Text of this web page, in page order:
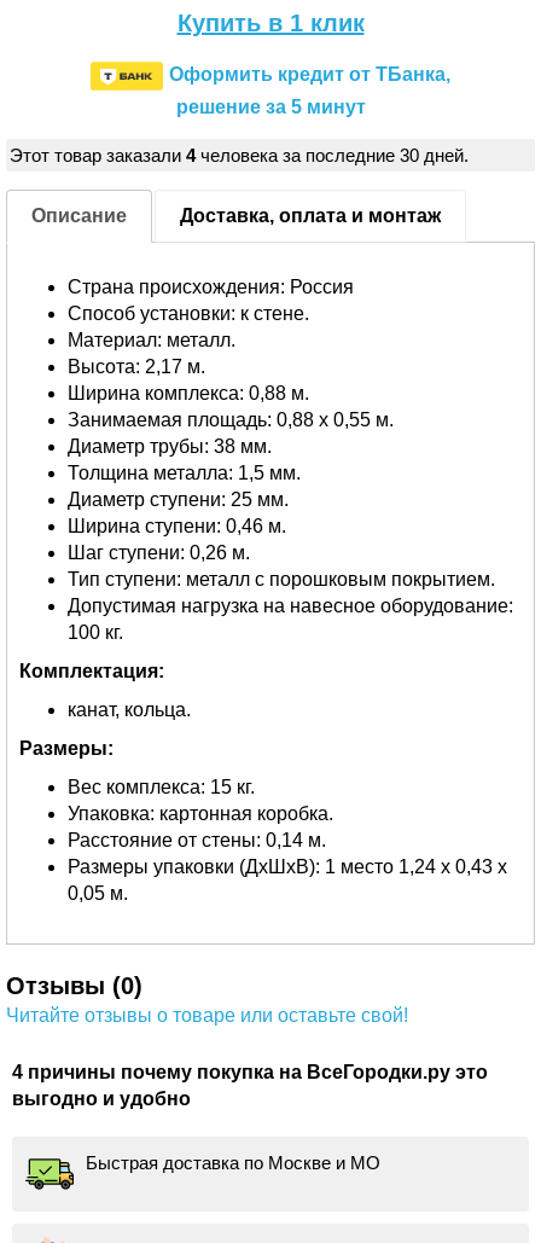
Купить в 1 клик
Оформить кредит от ТБанка,
решение за 5 минут
Этот товар заказали 4человека за последние 30 дней.
Описание Доставка, оплата и монтаж
Страна происхождения: Россия
Способ установки: к стене.
Материал: металл.
Высота: 2,17 м.
Ширина комплекса: 0,88 м.
Занимаемая площадь: 0,88 х 0,55 м.
Диаметр трубы: 38 мм.
Толщина металла: 1,5 мм.
Диаметр ступени: 25 мм.
Ширина ступени: 0,46 м.
Шаг ступени: 0,26 м.
Тип ступени: металл с порошковым покрытием.
Допустимая нагрузка на навесное оборудование:
100 кг.
Комплектация:
канат, кольца.
Размеры:
Вес комплекса: 15 кг.
Упаковка: картонная коробка.
Расстояние от стены: 0,14 м.
Размеры упаковки (ДхШхВ): 1 место 1,24 х 0,43 х
0,05 м.
Отзывы (0)
Читайте отзывы о товаре или оставьте свой!
4 причины почему покупка на ВсеГородки.ру это
выгодно и удобно
Быстрая доставка по Москве и МО